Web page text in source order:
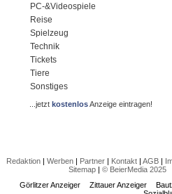
PC-&Videospiele
Reise
Spielzeug
Technik
Tickets
Tiere
Sonstiges
...jetztkostenlosAnzeige eintragen!
Redaktion| Werben| Partner| Kontakt| AGB|
Sitemap| © BeierMedia 2025
Görlitzer Anzeiger
Zittauer Anzeiger